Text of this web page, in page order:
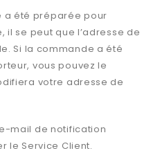
a été préparée pour
il se peut que l’adresse de
Si la commande a été
vous pouvez le
votre adresse de
mail de notification
le Service Client.